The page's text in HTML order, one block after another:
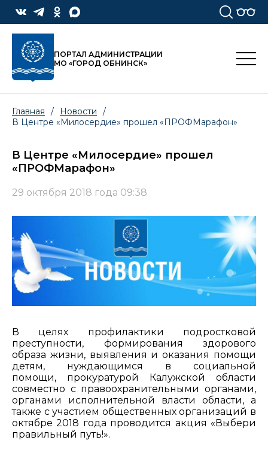
ПОРТАЛ АДМИНИСТРАЦИИ
МО «ГОРОД ОБНИНСК»
Главная / Новости
/
В Центре «Милосердие» прошел «ПРОФМарафон»
В Центре «Милосердие» прошел
«ПРОФМарафон»
29 октября 2018 года 09:38
В целях профилактики подростковой
преступности, формирования здорового
образа жизни, выявления и оказания помощи
детям, нуждающимся в социальной
помощи, прокуратурой Калужской области
совместно с правоохранительными органами,
органами исполнительной власти области, а
также с участием общественных организаций в
октябре 2018 года проводится акция «Выбери
правильный путь!».